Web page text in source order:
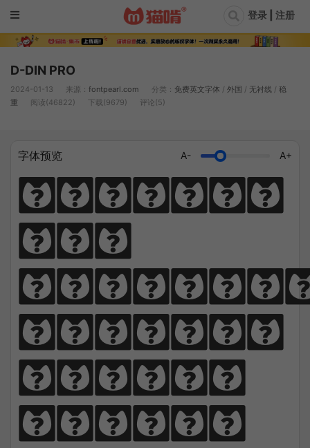
登录 | 注册
D-DIN PRO
2024-01-13 来源： fontpearl.com 分类： 免费英文字体 / 外国 / 无衬线 / 稳
重
阅读(46822) 下载(9679) 评论(5)
字体预览 A- A+
Diligen
ce
climbs;
perseve
rance
sails.